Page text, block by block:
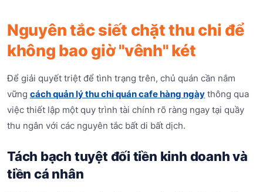
Nguyên tắc siết chặt thu chi để
không bao giờ "vênh" két
Để giải quyết triệt để tình trạng trên, chủ quán cần nắm
vững cách quản lý thu chi quán cafe hàng ngày thông qua
việc thiết lập một quy trình tài chính rõ ràng ngay tại quầy
thu ngân với các nguyên tắc bất di bất dịch.
Tách bạch tuyệt đối tiền kinh doanh và
tiền cá nhân